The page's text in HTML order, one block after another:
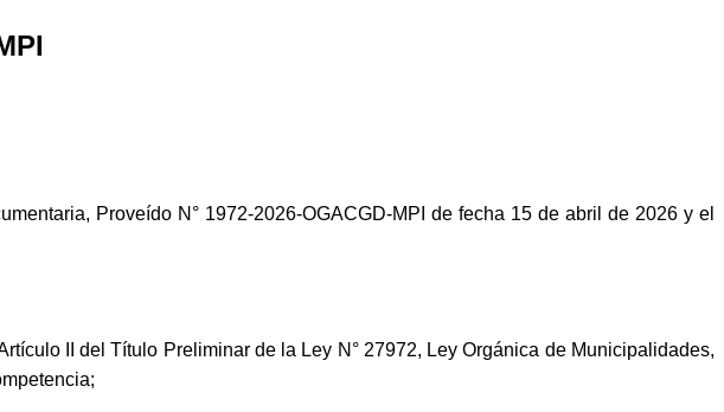
Proveído N° 1972-2026-OGACGD-MPI de fecha 15 de abril de 2026 y el
II del Título Preliminar de la Ley N° 27972, Ley Orgánica de Municipalidades,